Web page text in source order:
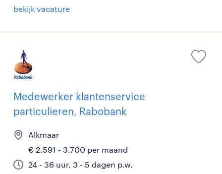
bekijk vacature
Medewerker klantenservice
particulieren, Rabobank
Alkmaar
€ 2.591 - 3.700 per maand
24 - 36 uur, 3 - 5 dagen p.w.